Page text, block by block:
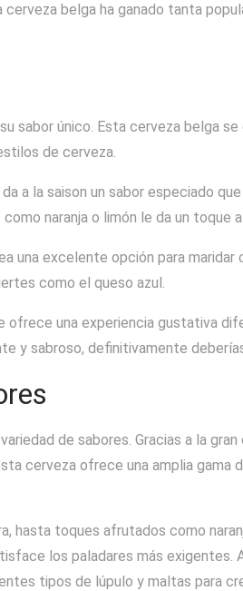
belga ha ganado tanta
sabor único. Esta cerveza belga
de cerveza.
a la saison un sabor especiado
naranja o limón le da un toque
una excelente opción para maridar
como el queso azul.
ofrece una experiencia gustativa
y sabroso, definitivamente
de sabores. Gracias a la
cerveza ofrece una amplia gama
hasta toques afrutados como
los paladares más exigentes.
tipos de lúpulo y maltas para